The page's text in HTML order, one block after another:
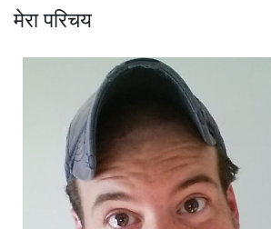
मेरा परिचय